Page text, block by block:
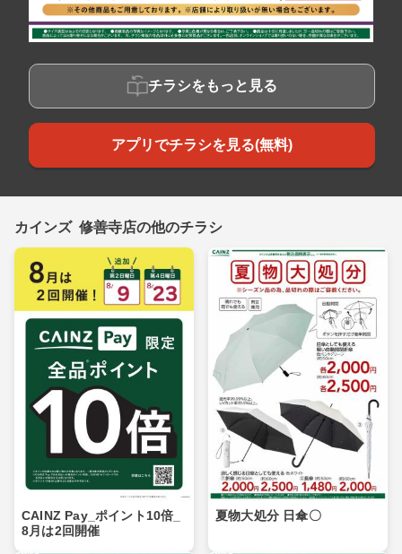
チラシをもっと見る
アプリでチラシを見る(無料)
カインズ 修善寺店の他のチラシ
CAINZ Pay_ポイント10倍_
8月は2回開催
夏物大処分 日傘〇